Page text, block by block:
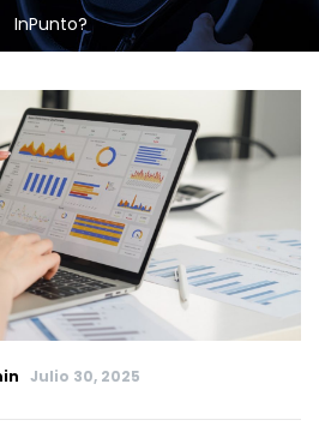
InPunto?
Julio 30, 2025